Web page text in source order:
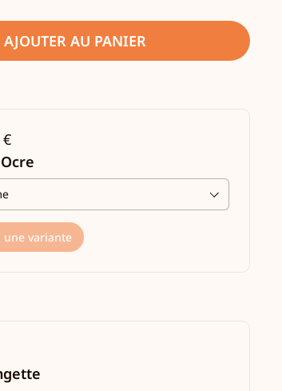
AJOUTER AU PANIER
une variante